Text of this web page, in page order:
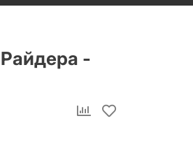
Райдера -